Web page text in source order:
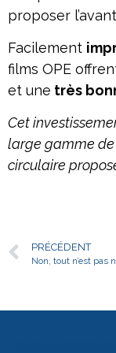
proposer
Facilement
films OPE
et une très
Cet
large gamme de
circulaire
PRÉCÉDENT